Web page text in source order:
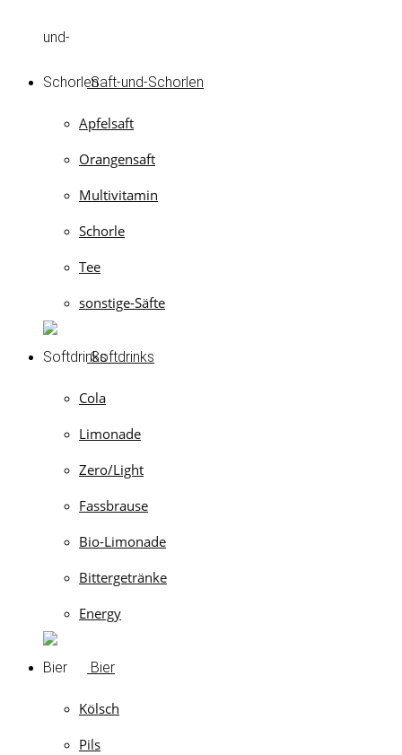
Saft-und-Schorlen
Apfelsaft
Orangensaft
Multivitamin
Schorle
Tee
sonstige-Säfte
Softdrinks
Cola
Limonade
Zero/Light
Fassbrause
Bio-Limonade
Bittergetränke
Energy
Bier
Kölsch
Pils